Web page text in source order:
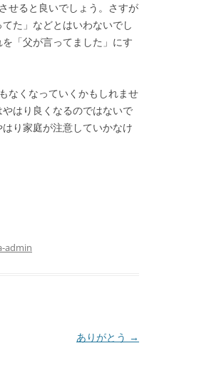
せると良いでしょう。さすが
た」などとはいわないでし
「父が言ってました」にす
なくなっていくかもしれませ
はり良くなるのではないで
り家庭が注意していかなけ
admin
ありがとう →